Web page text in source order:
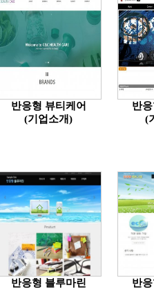
반응형 뷰티케어
(기업소개)
반
(
반응형 블루마린
반